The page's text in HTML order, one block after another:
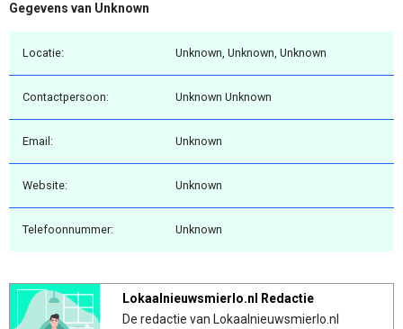
Gegevens van Unknown
Locatie: Unknown, Unknown, Unknown
Contactpersoon: Unknown Unknown
Email: Unknown
Website: Unknown
Telefoonnummer: Unknown
Lokaalnieuwsmierlo.nl Redactie
De redactie van Lokaalnieuwsmierlo.nl